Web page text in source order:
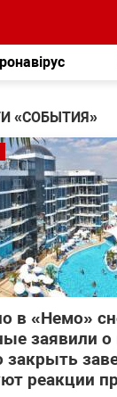
«СОБЫТИЯ»
в «Немо»
заявили о
закрыть
реакции